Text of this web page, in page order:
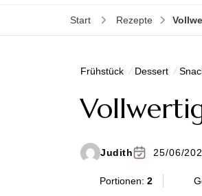
Start Rezepte
Frühstück Dessert
Judith 25/06/
Portionen: 2